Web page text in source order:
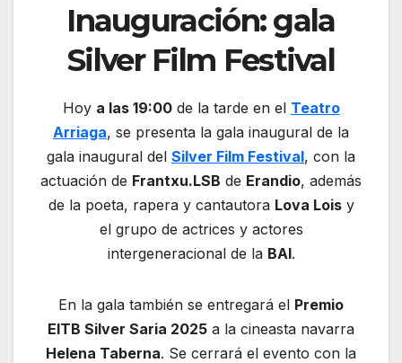
Inauguración: gala
Silver Film Festival
Hoy a las 19:00de la tarde en el Teatro
Arriaga, se presenta la gala inaugural de la
gala inaugural del Silver Film Festival, con la
actuación de Frantxu.LSB de Erandio, además
de la poeta, rapera y cantautora Lova Loisy
el grupo de actrices y actores
intergeneracional de la BAI.
En la gala también se entregará el Premio
EITB Silver Saria 2025 a la cineasta navarra
Helena Taberna. Se cerrará el evento con la